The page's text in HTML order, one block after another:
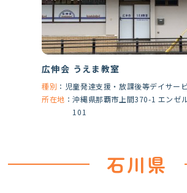
広伸会 うえま教室
種別 ： 児童発達支援・放課後等デイサー
所在地 ：沖縄県那覇市上間370-1 エンゼ
101
石川県